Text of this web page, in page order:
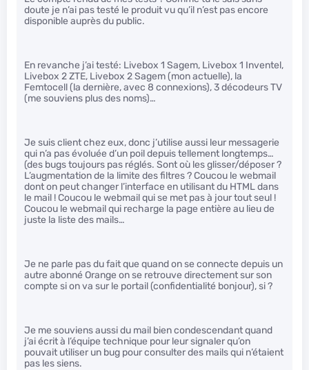
doute je n’ai pas testé le produit vu qu’il n’est pas encore
disponible auprès du public.
En revanche j’ai testé: Livebox 1 Sagem, Livebox 1 Inventel,
Livebox 2 ZTE, Livebox 2 Sagem (mon actuelle), la
Femtocell (la dernière, avec 8 connexions), 3 décodeurs TV
(me souviens plus des noms)…
Je suis client chez eux, donc j’utilise aussi leur messagerie
qui n’a pas évoluée d’un poil depuis tellement longtemps…
(des bugs toujours pas réglés. Sont où les glisser/déposer ?
L’augmentation de la limite des filtres ? Coucou le webmail
dont on peut changer l’interface en utilisant du HTML dans
le mail ! Coucou le webmail qui se met pas à jour tout seul !
Coucou le webmail qui recharge la page entière au lieu de
juste la liste des mails…
Je ne parle pas du fait que quand on se connecte depuis un
autre abonné Orange on se retrouve directement sur son
compte si on va sur le portail (confidentialité bonjour), si ?
Je me souviens aussi du mail bien condescendant quand
j’ai écrit à l’équipe technique pour leur signaler qu’on
pouvait utiliser un bug pour consulter des mails qui n’étaient
pas les siens.